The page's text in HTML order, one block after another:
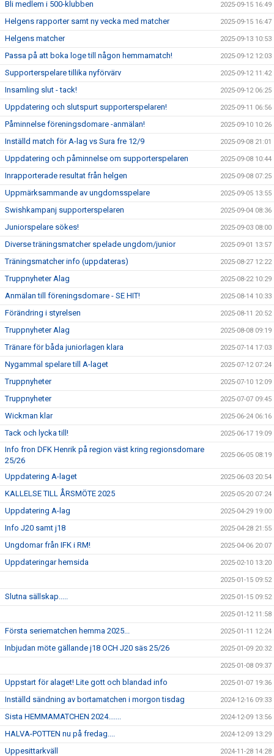
Bli medlem i 500-klubben 2025-09-15 16:49
Helgens rapporter samt ny vecka med matcher 2025-09-15 16:47
Helgens matcher 2025-09-13 10:53
Passa på att boka loge till någon hemmamatch! 2025-09-12 12:03
Supporterspelare tillika nyförvärv 2025-09-12 11:42
Insamling slut - tack! 2025-09-12 06:25
Uppdatering och slutspurt supporterspelaren! 2025-09-11 06:56
Påminnelse föreningsdomare -anmälan! 2025-09-10 10:26
Inställd match för A-lag vs Sura fre 12/9 2025-09-08 21:01
Uppdatering och påminnelse om supporterspelaren 2025-09-08 10:44
Inrapporterade resultat från helgen 2025-09-08 07:25
Uppmärksammande av ungdomsspelare 2025-09-05 13:55
Swishkampanj supporterspelaren 2025-09-04 08:36
Juniorspelare sökes! 2025-09-03 08:00
Diverse träningsmatcher spelade ungdom/junior 2025-09-01 13:57
Träningsmatcher info (uppdateras) 2025-08-27 12:22
Truppnyheter Alag 2025-08-22 10:29
Anmälan till föreningsdomare - SE HIT! 2025-08-14 10:33
Förändring i styrelsen 2025-08-11 20:52
Truppnyheter Alag 2025-08-08 09:19
Tränare för båda juniorlagen klara 2025-07-14 17:03
Nygammal spelare till A-laget 2025-07-12 07:24
Truppnyheter 2025-07-10 12:09
Truppnyheter 2025-07-07 09:45
Wickman klar 2025-06-24 06:16
Tack och lycka till! 2025-06-17 19:09
Info fron DFK Henrik på region väst kring regionsdomare
25/26
2025-06-05 08:19
Uppdatering A-laget 2025-06-03 20:54
KALLELSE TILL ÅRSMÖTE 2025 2025-05-20 07:24
Uppdatering A-lag 2025-04-29 19:00
Info J20 samt j18 2025-04-28 21:55
Ungdomar från IFK i RM! 2025-04-06 20:07
Uppdateringar hemsida 2025-02-10 13:20
2025-01-15 09:52
Slutna sällskap..... 2025-01-15 09:52
2025-01-12 11:58
Första seriematchen hemma 2025... 2025-01-11 12:24
Inbjudan möte gällande j18 OCH J20 säs 25/26 2025-01-09 20:32
2025-01-08 09:37
Uppstart för alaget! Lite gott och blandad info 2025-01-07 19:36
Inställd sändning av bortamatchen i morgon tisdag 2024-12-16 09:33
Sista HEMMAMATCHEN 2024....... 2024-12-09 13:56
HALVA-POTTEN nu på fredag.... 2024-12-09 13:29
Uppesittarkväll 2024-11-28 14:28